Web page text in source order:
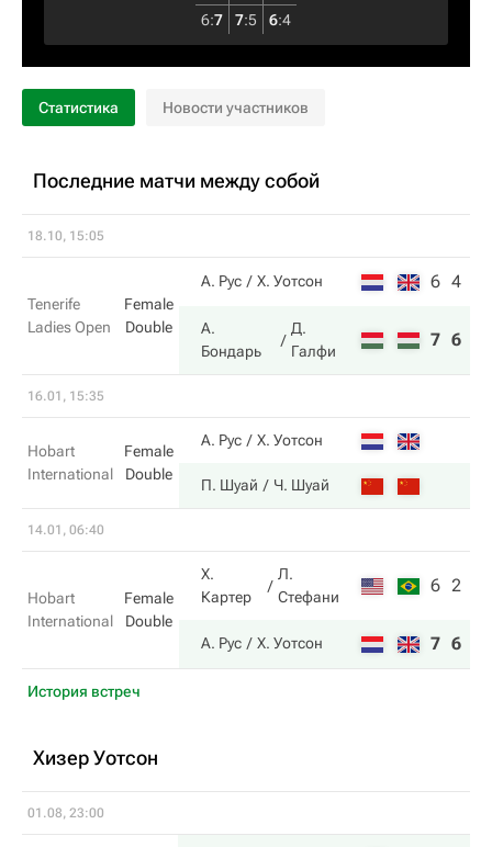
6:7 7:5 6:4
Статистика Новости участников
Последние матчи между собой
18.10, 15:05
Tenerife
Ladies Open
Female
Double
А. Рус Х. Уотсон 6 4
А.
Бондарь
Д.
Галфи
7 6
16.01, 15:35
Hobart
International
Female
Double
А. Рус Х. Уотсон
П. Шуай Ч. Шуай
14.01, 06:40
Hobart
International
Female
Double
Х.
Картер
Л.
Стефани
6 2
А. Рус Х. Уотсон 7 6
История встреч
Хизер Уотсон
01.08, 23:00